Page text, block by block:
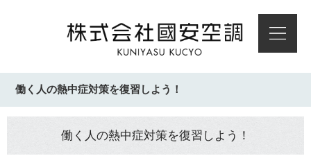
働く人の熱中症対策を復習しよう！
働く人の熱中症対策を復習しよう！